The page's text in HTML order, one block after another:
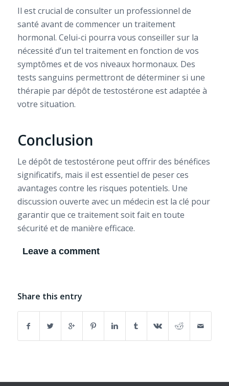
Il est crucial de consulter un professionnel de
santé avant de commencer un traitement
hormonal. Celui-ci pourra vous conseiller sur la
nécessité d’un tel traitement en fonction de vos
symptômes et de vos niveaux hormonaux. Des
tests sanguins permettront de déterminer si une
thérapie par dépôt de testostérone est adaptée à
votre situation.
Conclusion
Le dépôt de testostérone peut offrir des bénéfices
significatifs, mais il est essentiel de peser ces
avantages contre les risques potentiels. Une
discussion ouverte avec un médecin est la clé pour
garantir que ce traitement soit fait en toute
sécurité et de manière efficace.
Leave a comment
Share this entry